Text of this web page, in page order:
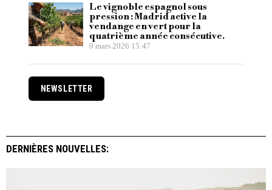
Le vignoble espagnol sous
pression : Madrid active la
vendange en vert pour la
quatrième année consécutive.
9 mars 2026 15:47
NEWSLETTER
DERNIÈRES NOUVELLES: